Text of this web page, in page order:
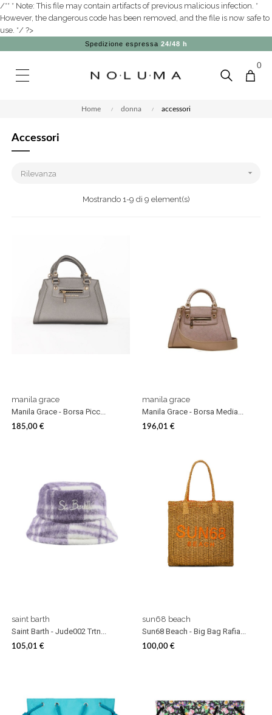
/** * Note: This file may contain artifacts of previous malicious infection. *
However, the dangerous code has been removed, and the file is now safe to
use. */ ?>
Spedizione espressa 24/48 h
0
Home donna accessori
Accessori
Rilevanza 
Mostrando 1-9 di 9 element(s)
manila grace
Manila Grace - Borsa Picc...
Prezzo
185,00 €
manila grace
Manila Grace - Borsa Media...
Prezzo
196,01 €
saint barth
Saint Barth - Jude002 Trtn...
Prezzo
105,01 €
sun68 beach
Sun68 Beach - Big Bag Rafia...
Prezzo
100,00 €